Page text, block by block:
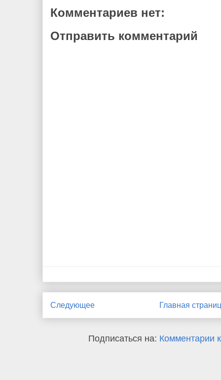
Комментариев нет:
Отправить комментарий
Следующее Главная
Подписаться на: Комментарии